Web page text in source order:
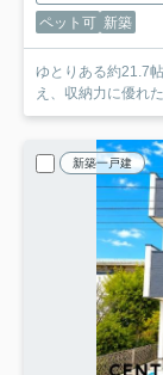
ペット可 新築
ゆとりある約21.7
え、収納力に優れ
新築一戸建